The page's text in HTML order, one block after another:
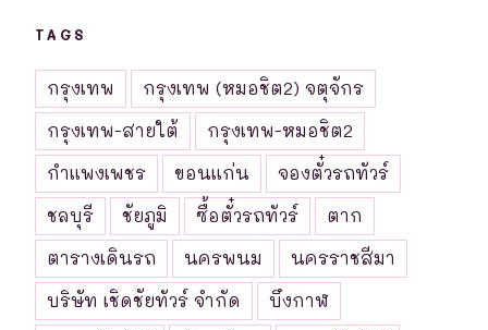
TAGS
กรุงเทพ
กรุงเทพ (หมอชิต2) จตุจักร
กรุงเทพ-สายใต้
กรุงเทพ-หมอชิต2
กำแพงเพชร
ขอนแก่น
จองตั๋วรถทัวร์
ชลบุรี
ชัยภูมิ ซื้อตั๋วรถทัวร์
ตาก
ตารางเดินรถ
นครพนม
นครราชสีมา
บริษัท เชิดชัยทัวร์ จำกัด
บึงกาฬ